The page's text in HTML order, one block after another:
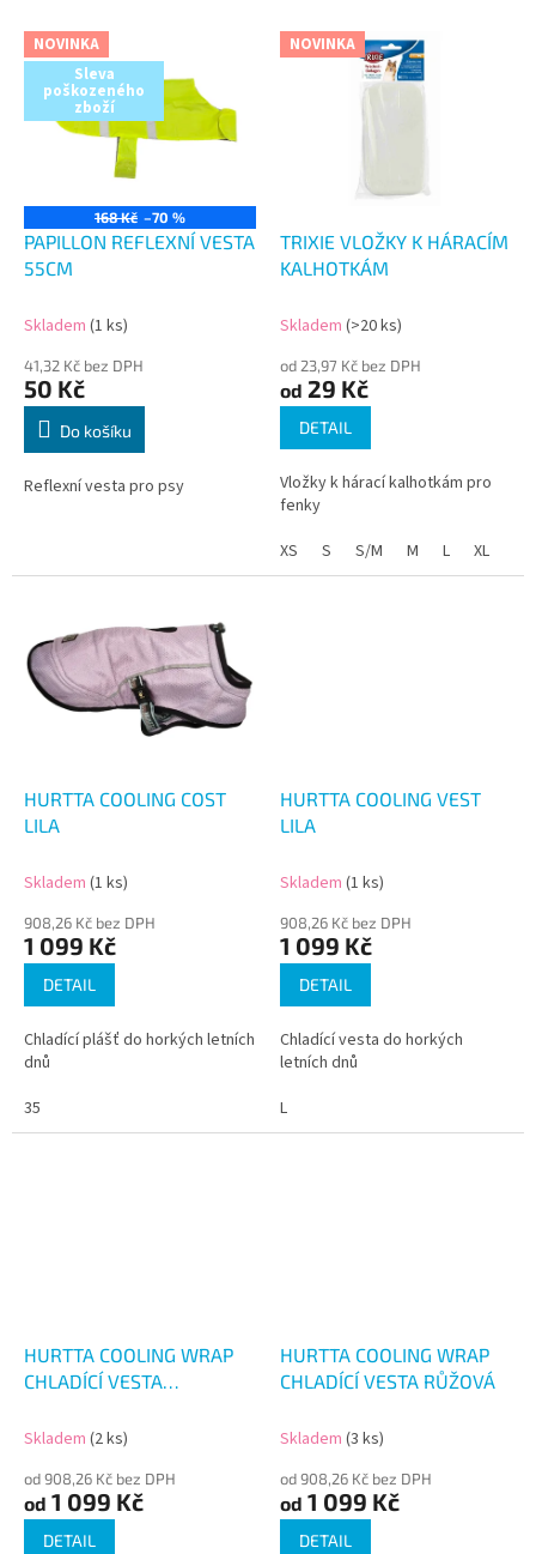
V NOVINKA
Sleva
poškozeného
zboží
168 Kč –70 %
PAPILLON REFLEXNÍ VESTA
55CM
Skladem (1 ks)
41,32 Kč bez DPH
50 Kč
Do košíku
Reflexní vesta pro psy
NOVINKA
TRIXIE VLOŽKY K HÁRACÍM
KALHOTKÁM
Skladem (>20 ks)
od 23,97 Kč bez DPH
od 29 Kč
DETAIL
Vložky k hárací kalhotkám pro
fenky
XS
S S/M M L XL
HURTTA COOLING COST
LILA
Skladem (1 ks)
908,26 Kč bez DPH
1 099 Kč
DETAIL
Chladící plášť do horkých letních
dnů
35
HURTTA COOLING VEST
LILA
Skladem (1 ks)
908,26 Kč bez DPH
1 099 Kč
DETAIL
Chladící vesta do horkých
letních dnů
L
HURTTA COOLING WRAP
CHLADÍCÍ VESTA
Skladem (2 ks)
od 908,26 Kč bez DPH
od 1 099 Kč
DETAIL
HURTTA COOLING WRAP
CHLADÍCÍ VESTA RŮŽOVÁ
Skladem (3 ks)
od 908,26 Kč bez DPH
od 1 099 Kč
DETAIL